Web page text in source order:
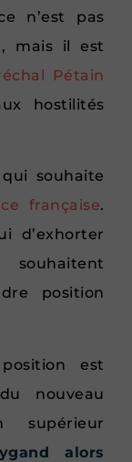
n’est pas
mais il est
Pétain
hostilités
souhaite
française.
d’exhorter
position
est
nouveau
alors